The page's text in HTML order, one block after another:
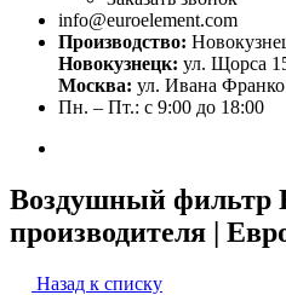
info@euroelement.com
Производство:
Новокузнецк: ул. Щорса
Москва: ул. Ивана
Пн. – Пт.: с 9:00 до 18:00
Воздушный фильтр
производителя |
Назад к списку